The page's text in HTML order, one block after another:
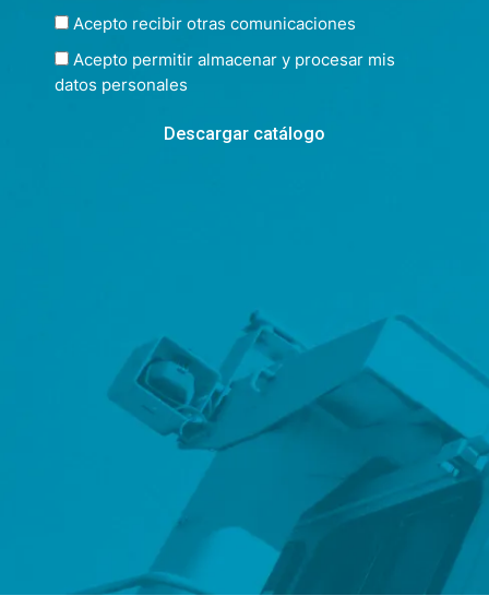
Acepto recibir otras comunicaciones
Acepto permitir almacenar y procesar mis
datos personales
Descargar catálogo